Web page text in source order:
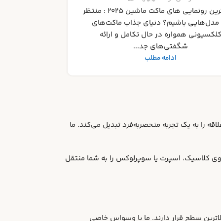
انتخاب بهترین‌ها دنیای ماکت‌های ماشین
فراتر از یک سرگرمی ساده، گنجینه‌ا...
ادامه مطلب
را به یک تجربه منحصربه‌فرد تبدیل می‌کند. ما
اسپرت یا سوپرلوکس را به شما منتقل
سطح قرار دارند. ما با وسواس خاصی